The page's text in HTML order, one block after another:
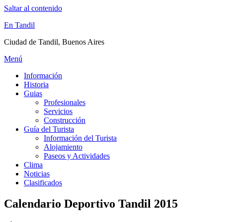
Saltar al contenido
En Tandil
Ciudad de Tandil, Buenos Aires
Menú
Información
Historia
Guias
Profesionales
Servicios
Construcción
Guía del Turista
Información del Turista
Alojamiento
Paseos y Actividades
Clima
Noticias
Clasificados
Calendario Deportivo Tandil 2015